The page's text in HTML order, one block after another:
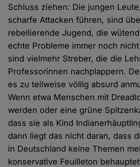
Schluss ziehen: Die jungen
scharfe Attacken führen, sind
rebellierende Jugend, die
echte Probleme immer noch
sind vielmehr Streber, die die
Professorinnen nachplappern.
es zu teilweise völlig absurd
Wenn etwa Menschen mit
werden oder eine grüne
dass sie als Kind
dann liegt das nicht daran, dass
in Deutschland keine Themen
konservative Feuilleton